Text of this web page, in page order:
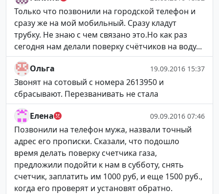
Только что позвонили на городской телефон и
сразу же на мой мобильный. Сразу кладут
трубку. Не знаю с чем связано это.Но как раз
сегодня нам делали поверку счётчиков на воду...
Ольга 19.09.2016 15:37
Звонят на сотовый с номера 2613950 и
сбрасывают. Перезванивать не стала
Елена 09.09.2016 07:46
Позвонили на телефон мужа, назвали точный
адрес его прописки. Сказали, что подошло
время делать поверку счетчика газа,
предложили подойти к нам в субботу, снять
счетчик, заплатить им 1000 руб, и еще 1500 руб.,
когда его проверят и установят обратно.